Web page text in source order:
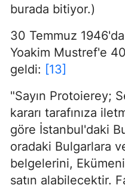
burada bitiyor.)
30 Temmuz
Yoakim Mustref'e
geldi: [13]
"Sayın Protoierey;
kararı tarafınıza
göre İstanbul'daki
oradaki Bulgarlara
belgelerini,
satın alabi­lecektir.